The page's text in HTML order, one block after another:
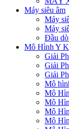
Máy siêu âm
Máy
Máy
Đầu dò
Mô Hình Y
Giải
Giải
Giải
Mô
Mô
Mô
Mô
Mô